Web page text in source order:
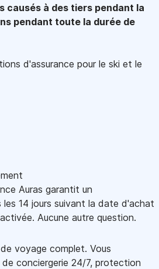
causés à des tiers pendant la
pendant toute la durée de
d'assurance pour le ski et le
Auras garantit un
les 14 jours suivant la date d'achat
Aucune autre question.
voyage complet. Vous
conciergerie 24/7, protection